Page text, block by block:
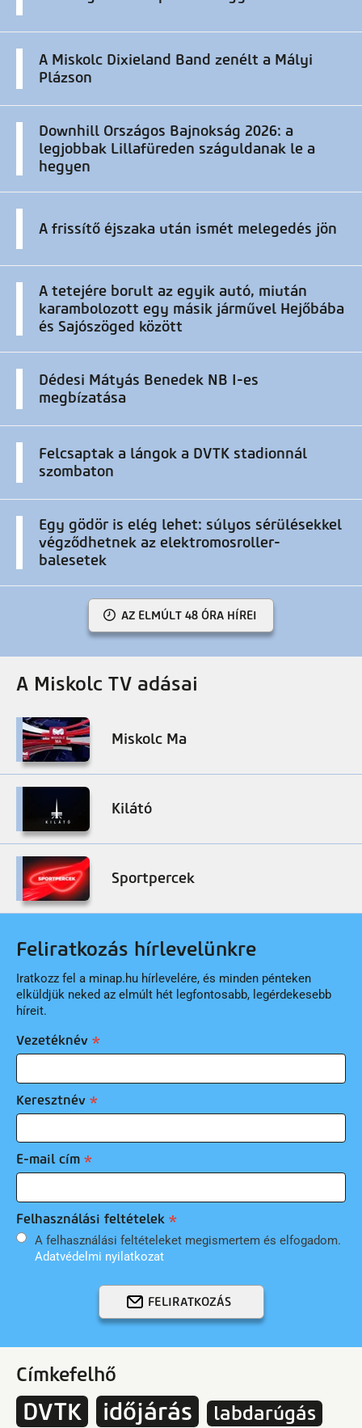
A Miskolc Dixieland Band zenélt a Mályi
Plázson
Downhill Országos Bajnokság 2026: a
legjobbak Lillafüreden száguldanak le a
hegyen
A frissítő éjszaka után ismét melegedés jön
A tetejére borult az egyik autó, miután
karambolozott egy másik járművel Hejőbába
és Sajószöged között
Dédesi Mátyás Benedek NB I-es
megbízatása
Felcsaptak a lángok a DVTK stadionnál
szombaton
Egy gödör is elég lehet: súlyos sérülésekkel
végződhetnek az elektromosroller-
balesetek
AZ ELMÚLT 48 ÓRA HÍREI
A Miskolc TV adásai
Miskolc Ma
Kilátó
Sportpercek
Feliratkozás hírlevelünkre
Iratkozz fel a minap.hu hírlevelére, és minden pénteken
elküldjük neked az elmúlt hét legfontosabb, legérdekesebb
híreit.
Vezetéknév
Keresztnév
E-mail cím
Felhasználási feltételek
A felhasználási feltételeket megismertem és elfogadom.
Adatvédelmi nyilatkozat
FELIRATKOZÁS
Címkefelhő
DVTK időjárás
labdarúgás